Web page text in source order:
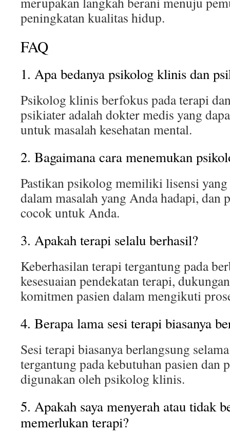
peningkatan kualitas hidup.
FAQ
1. Apa bedanya psikolog klinis dan
Psikolog klinis berfokus pada terapi
psikiater adalah dokter medis yang
untuk masalah kesehatan mental.
2. Bagaimana cara menemukan
Pastikan psikolog memiliki lisensi
dalam masalah yang Anda hadapi, dan
cocok untuk Anda.
3. Apakah terapi selalu berhasil?
Keberhasilan terapi tergantung pada
kesesuaian pendekatan terapi,
komitmen pasien dalam mengikuti
4. Berapa lama sesi terapi biasanya
Sesi terapi biasanya berlangsung
tergantung pada kebutuhan pasien dan
digunakan oleh psikolog klinis.
5. Apakah saya menyerah atau tidak
memerlukan terapi?